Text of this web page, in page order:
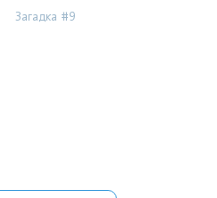
Загадка #9